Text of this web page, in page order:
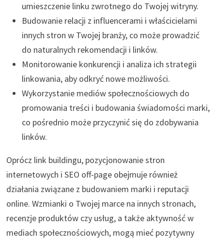
umieszczenie linku zwrotnego do Twojej witryny.
Budowanie relacji z influencerami i właścicielami
innych stron w Twojej branży, co może prowadzić
do naturalnych rekomendacji i linków.
Monitorowanie konkurencji i analiza ich strategii
linkowania, aby odkryć nowe możliwości.
Wykorzystanie mediów społecznościowych do
promowania treści i budowania świadomości marki,
co pośrednio może przyczynić się do zdobywania
linków.
Oprócz link buildingu, pozycjonowanie stron
internetowych i SEO off-page obejmuje również
działania związane z budowaniem marki i reputacji
online. Wzmianki o Twojej marce na innych stronach,
recenzje produktów czy usług, a także aktywność w
mediach społecznościowych, mogą mieć pozytywny